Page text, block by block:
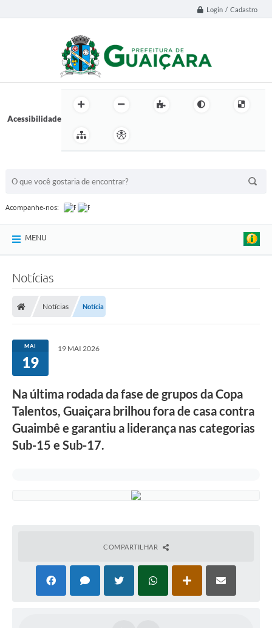
Login / Cadastro
Acessibilidade
Acompanhe-nos:
MENU
Notícias
Notícias Notícia
MAI
19
19 MAI 2026
Na última rodada da fase de grupos da Copa
Talentos, Guaiçara brilhou fora de casa contra
Guaimbê e garantiu a liderança nas categorias
Sub-15 e Sub-17.
COMPARTILHAR